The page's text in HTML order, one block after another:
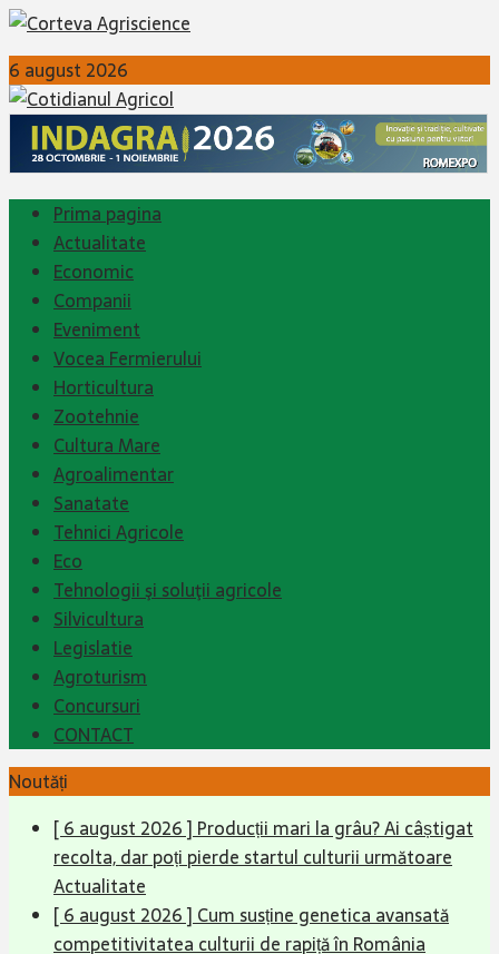
6 august 2026
Prima pagina
Actualitate
Economic
Companii
Eveniment
Vocea Fermierului
Horticultura
Zootehnie
Cultura Mare
Agroalimentar
Sanatate
Tehnici Agricole
Eco
Tehnologii şi soluţii agricole
Silvicultura
Legislatie
Agroturism
Concursuri
CONTACT
Noutăți
[ 6 august 2026 ] Producții mari la grâu? Ai câștigat
recolta, dar poți pierde startul culturii următoare
Actualitate
[ 6 august 2026 ] Cum susține genetica avansată
competitivitatea culturii de rapiță în România